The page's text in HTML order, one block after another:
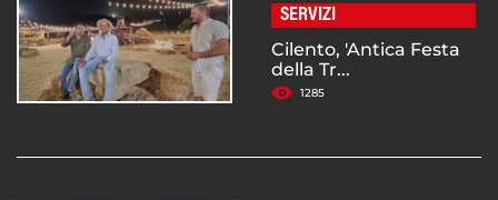
SERVIZI
Cilento, 'Antica Festa
della Tr...
1285